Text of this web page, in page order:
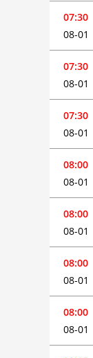
07:30
08-01
07:30
08-01
07:30
08-01
08:00
08-01
08:00
08-01
08:00
08-01
08:00
08-01